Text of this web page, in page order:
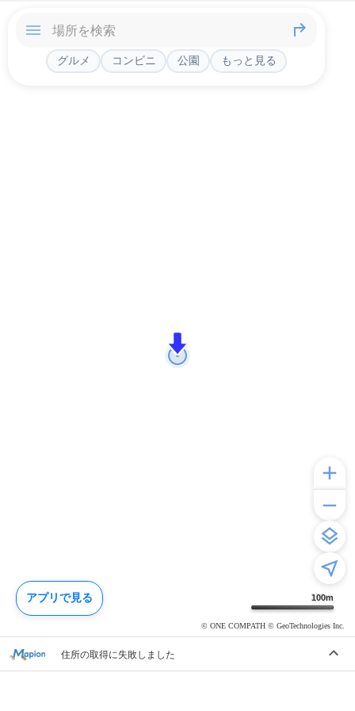
100m
© ONE COMPATH © GeoTechnologies Inc.
グルメ コンビニ 公園 もっと見る
住所の取得に失敗しました
アプリで見る